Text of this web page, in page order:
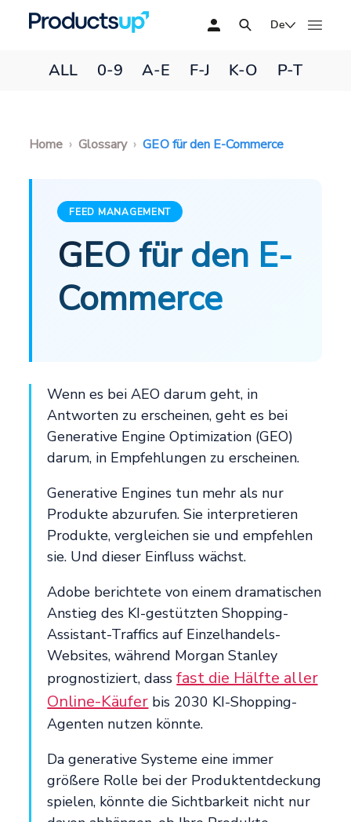
De
ALL 0-9 A-E F-J K-O P-T
Home Glossary GEO für den E-Commerce
FEED MANAGEMENT
GEO für den E-
Commerce
Wenn es bei AEO darum geht, in
Antworten zu erscheinen, geht es bei
Generative Engine Optimization (GEO)
darum, in Empfehlungen zu erscheinen.
Generative Engines tun mehr als nur
Produkte abzurufen. Sie interpretieren
Produkte, vergleichen sie und empfehlen
sie. Und dieser Einfluss wächst.
Adobe berichtete von einem dramatischen
Anstieg des KI-gestützten Shopping-
Assistant-Traffics auf Einzelhandels-
Websites, während Morgan Stanley
prognostiziert, dassfast die Hälfte aller
Online-Käufer bis 2030 KI-Shopping-
Agenten nutzen könnte.
Da generative Systeme eine immer
größere Rolle bei der Produktentdeckung
spielen, könnte die Sichtbarkeit nicht nur